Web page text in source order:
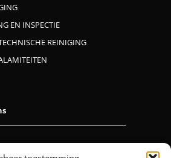
EN INSPECTIE
REINIGING